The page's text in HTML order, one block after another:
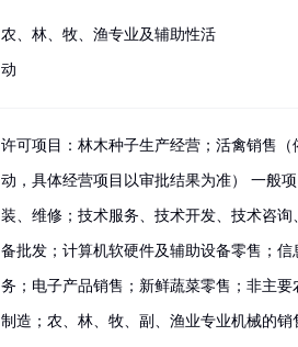
农、林、牧、渔专业及辅助性活
动
许可项目：林木种子生产经营；活禽销售
动，具体经营项目以审批结果为准） 一般
装、维修；技术服务、技术开发、技术咨
备批发；计算机软硬件及辅助设备零售；
务；电子产品销售；新鲜蔬菜零售；非主
制造；农、林、牧、副、渔业专业机械的